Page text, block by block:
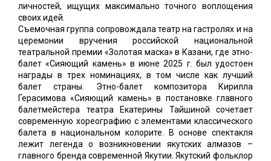
личностей, ищущих максимально точного воплощения
своих идей.
Съемочная группа сопровождала театр на гастролях и на
церемонии вручения российской национальной
театральной премии «Золотая маска» в Казани, где этно-
балет «Сияющий камень» в июне 2025 г. был удостоен
награды в трех номинациях, в том числе как лучший
балет страны. Этно-балет композитора Кирилла
Герасимова «Сияющий камень» в постановке главного
балетмейстера театра Екатерины Тайшиной сочетает
современную хореографию с элементами классического
балета в национальном колорите. В основе спектакля
лежит легенда о возникновении якутских алмазов –
главного бренда современной Якутии. Якутский фольклор